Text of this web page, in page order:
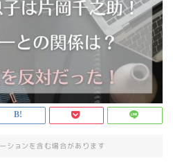
ションを含む場合があります